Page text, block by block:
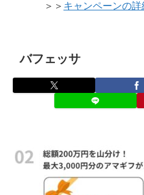
＞＞ キャンペーンの
バフェッサ